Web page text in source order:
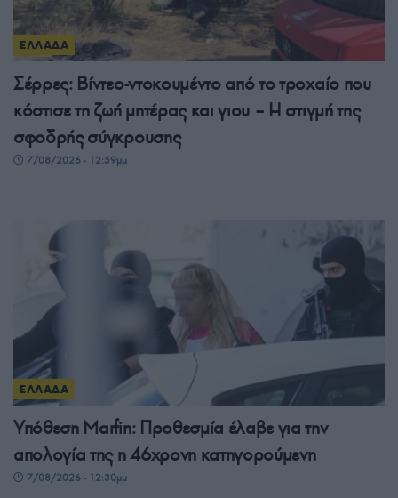
ΕΛΛΑΔΑ
Σέρρες: Βίντεο-ντοκουμέντο από το τροχαίο που
κόστισε τη ζωή μητέρας και γιου – Η στιγμή της
σφοδρής σύγκρουσης
7/08/2026 - 12:59μμ
ΕΛΛΑΔΑ
Υπόθεση Marfin: Προθεσμία έλαβε για την
απολογία της η 46χρονη κατηγορούμενη
7/08/2026 - 12:30μμ